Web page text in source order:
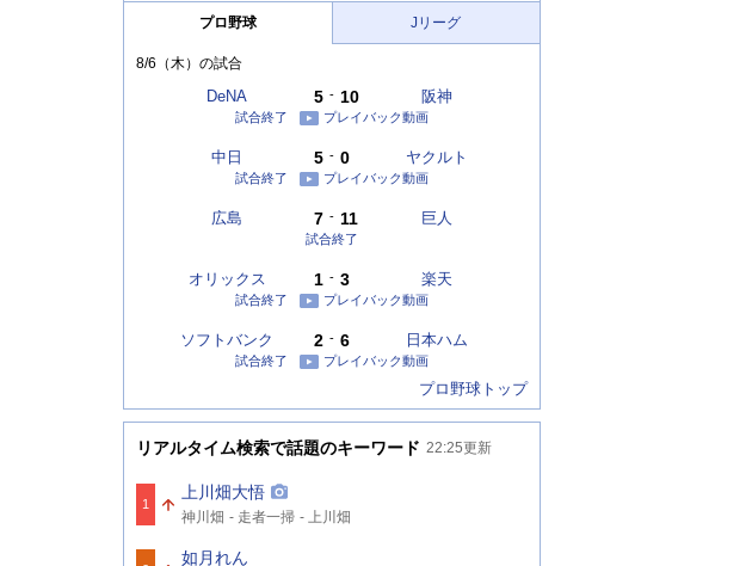
プロ野球 Jリーグ
8/6（木） の試合
DeNA 阪神
試合終了 プレイバック動画
5 - 10
中日 ヤクルト
試合終了 プレイバック動画
5 - 0
広島 巨人
試合終了
7 - 11
オリックス 楽天
試合終了 プレイバック動画
1 - 3
ソフトバンク 日本ハム
試合終了 プレイバック動画
2 - 6
プロ野球トップ
リアルタイム検索で話題のキーワード 22:25更新
1
上川畑大悟
関
連
ー
神川畑 走者一掃 上川畑
如月れん